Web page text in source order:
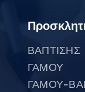
ΒΑΠΤΙΣΗΣ
ΓΑΜΟΥ
ΓΑΜΟΥ-